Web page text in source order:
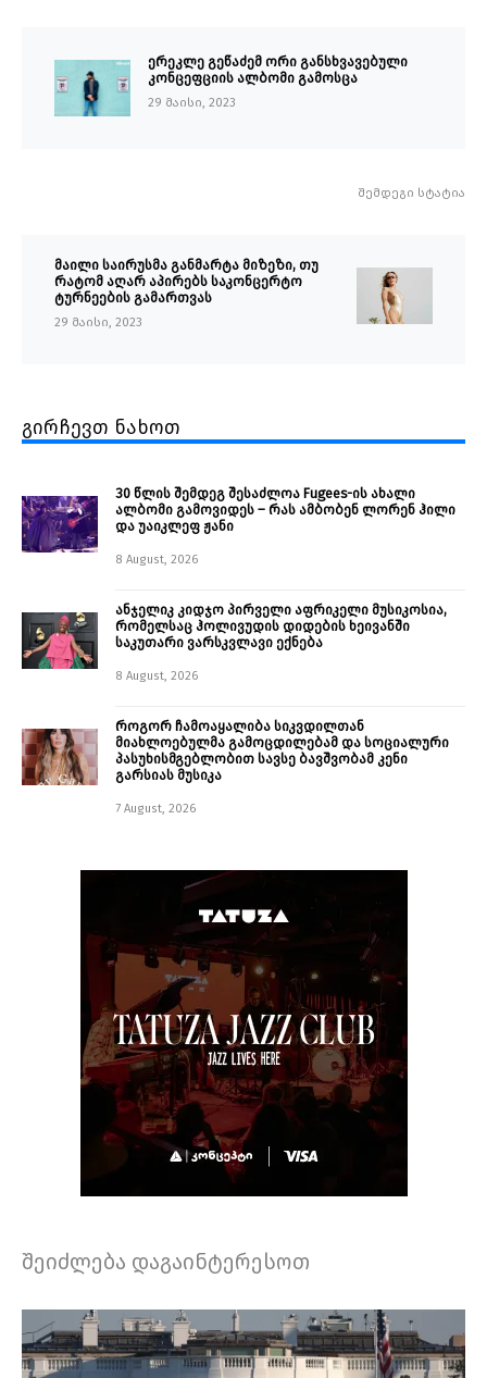
ერეკლე გეწაძემ ორი განსხვავებული
კონცეფციის ალბომი გამოსცა
29 მაისი, 2023
შემდეგი სტატია
მაილი საირუსმა განმარტა მიზეზი, თუ
რატომ აღარ აპირებს საკონცერტო
ტურნეების გამართვას
29 მაისი, 2023
გირჩევთ ნახოთ
30 წლის შემდეგ შესაძლოა Fugees-ის ახალი
ალბომი გამოვიდეს – რას ამბობენ ლორენ ჰილი
და უაიკლეფ ჟანი
8 August, 2026
ანჯელიკ კიდჯო პირველი აფრიკელი მუსიკოსია,
რომელსაც ჰოლივუდის დიდების ხეივანში
საკუთარი ვარსკვლავი ექნება
8 August, 2026
როგორ ჩამოაყალიბა სიკვდილთან
მიახლოებულმა გამოცდილებამ და სოციალური
პასუხისმგებლობით სავსე ბავშვობამ კენი
გარსიას მუსიკა
7 August, 2026
შეიძლება დაგაინტერესოთ